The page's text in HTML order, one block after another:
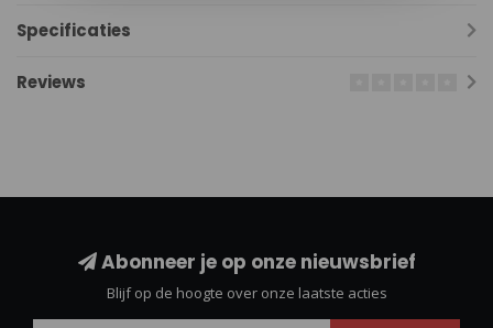
Specificaties
Reviews
Abonneer je op onze nieuwsbrief
Blijf op de hoogte over onze laatste acties